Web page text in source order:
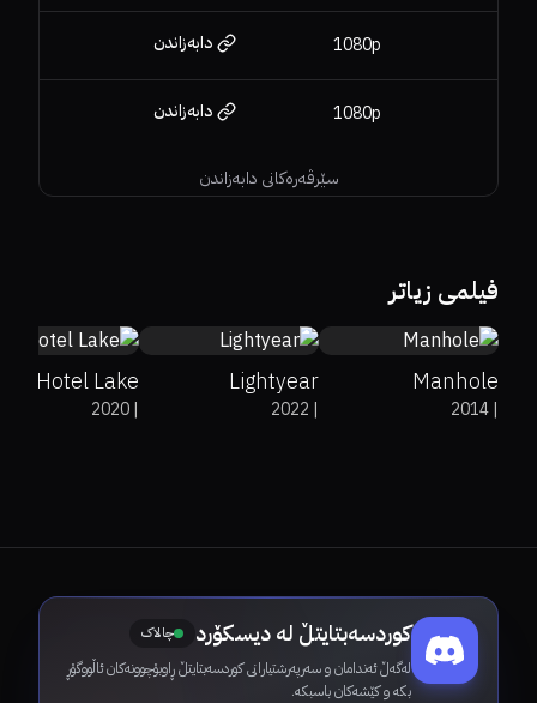
سێرڤەرەکانی دابەزاندن
1080p دابەزاندن
1080p دابەزاندن
فیلمی زیاتر
Manhole
|
2014
Lightyear
|
2022
Hotel Lake
|
2020
کوردسەبتایتڵ لە دیسکۆرد چالاک
لەگەڵ ئەندامان و سەرپەرشتیارانی کوردسەبتایتڵ ڕاوبۆچوونەکان ئاڵووگۆڕ
بکە و کێشەکان باسبکە.